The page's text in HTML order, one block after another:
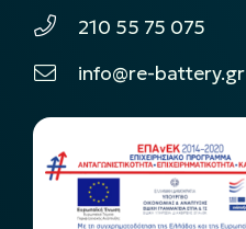
210 55 75 075
info@re-battery.gr